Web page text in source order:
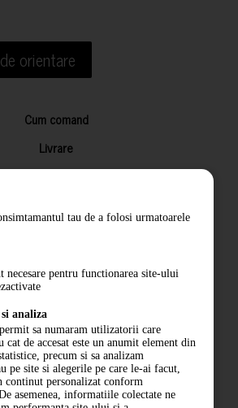
orientare
Cum comand
Livrare
Returnarea produselor
Termeni si conditii
de confidentialitate
ANPC
tau de a folosi urmatoarele
necesare pentru functionarea site-ului
analiza
sa numaram utilizatorii care
cat de accesat este un anumit element din
precum si sa analizam
pe site si alegerile pe care le-ai facut,
continut personalizat conform
asemenea, informatiile colectate ne